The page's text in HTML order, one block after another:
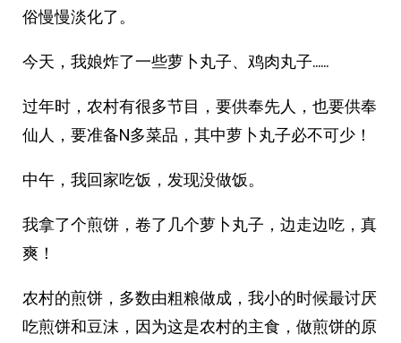
俗慢慢淡化了。
今天，我娘炸了一些萝卜丸子、鸡肉丸子……
过年时，农村有很多节目，要供奉先人，也要供奉
仙人，要准备N多菜品，其中萝卜丸子必不可少！
中午，我回家吃饭，发现没做饭。
我拿了个煎饼，卷了几个萝卜丸子，边走边吃，真
爽！
农村的煎饼，多数由粗粮做成，我小的时候最讨厌
吃煎饼和豆沫，因为这是农村的主食，做煎饼的原